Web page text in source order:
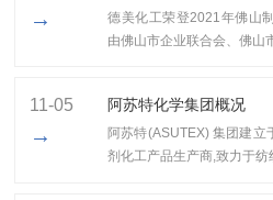
→
德美化工荣登2021年佛山
由佛山市企业联合会、佛山
11-05
→
阿苏特化学集团概况
阿苏特(ASUTEX) 集团建
剂化工产品生产商,致力于纺